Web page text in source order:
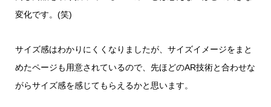
変化です。(笑)
サイズ感はわかりにくくなりましたが、サイズイメージをまと
めたページも用意されているので、先ほどのAR技術と合わせな
がらサイズ感を感じてもらえるかと思います。